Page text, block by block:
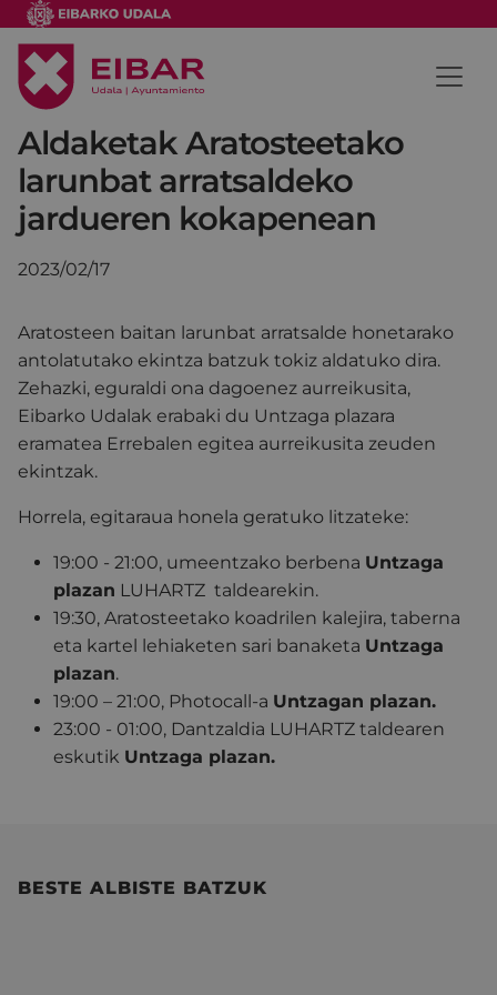
Aldaketak Aratosteetako
larunbat arratsaldeko
jardueren kokapenean
2023/02/17
Aratosteen baitan larunbat arratsalde honetarako
antolatutako ekintza batzuk tokiz aldatuko dira.
Zehazki, eguraldi ona dagoenez aurreikusita,
Eibarko Udalak erabaki du Untzaga plazara
eramatea Errebalen egitea aurreikusita zeuden
ekintzak.
Horrela, egitaraua honela geratuko litzateke:
19:00 - 21:00, umeentzako berbena Untzaga
plazan LUHARTZ taldearekin.
19:30, Aratosteetako koadrilen kalejira, taberna
eta kartel lehiaketen sari banaketa Untzaga
plazan.
19:00 – 21:00, Photocall-a Untzagan plazan.
23:00 - 01:00, Dantzaldia LUHARTZ taldearen
eskutik Untzaga plazan.
BESTE ALBISTE BATZUK